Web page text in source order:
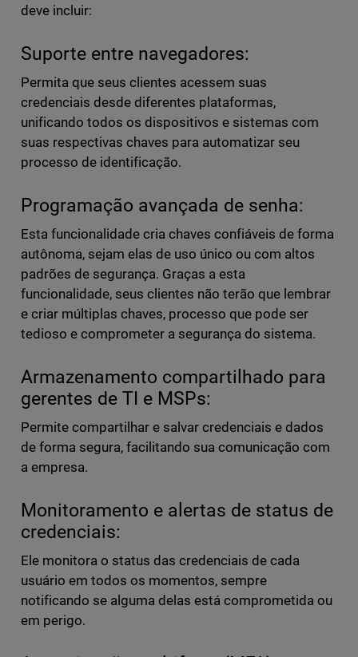
deve incluir:
Suporte entre navegadores:
Permita que seus clientes acessem suas
credenciais desde diferentes plataformas,
unificando todos os dispositivos e sistemas com
suas respectivas chaves para automatizar seu
processo de identificação.
Programação avançada de senha:
Esta funcionalidade cria chaves confiáveis ​​de forma
autônoma, sejam elas de uso único ou com altos
padrões de segurança. Graças a esta
funcionalidade, seus clientes não terão que lembrar
e criar múltiplas chaves, processo que pode ser
tedioso e comprometer a segurança do sistema.
Armazenamento compartilhado para
gerentes de TI e MSPs:
Permite compartilhar e salvar credenciais e dados
de forma segura, facilitando sua comunicação com
a empresa.
Monitoramento e alertas de status de
credenciais:
Ele monitora o status das credenciais de cada
usuário em todos os momentos, sempre
notificando se alguma delas está comprometida ou
em perigo.